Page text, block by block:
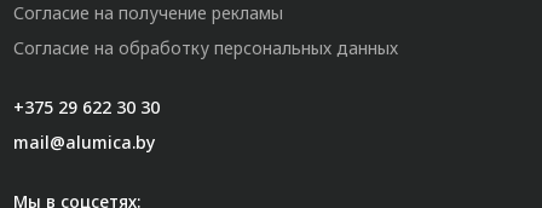
Согласие на получение рекламы
Согласие на обработку персональных данных
+375 29 622 30 30
mail@alumica.by
Мы в соцсетях: